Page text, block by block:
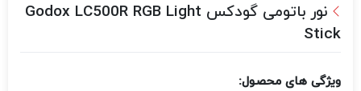
نور باتومی گودکس Godox LC500R RGB Light
Stick
ویژگی های محصول: